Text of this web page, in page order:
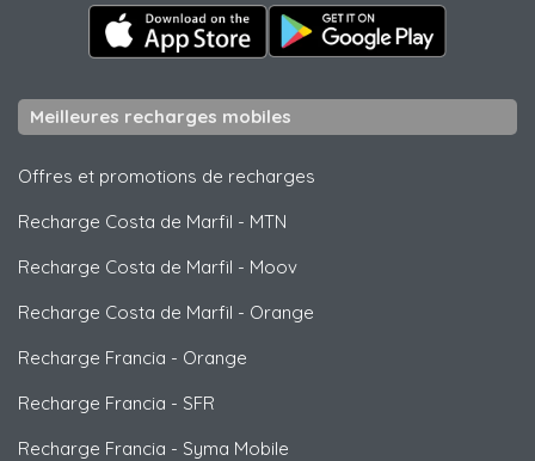
Meilleures recharges mobiles
Offres et promotions de recharges
Recharge Costa de Marfil - MTN
Recharge Costa de Marfil - Moov
Recharge Costa de Marfil - Orange
Recharge Francia - Orange
Recharge Francia - SFR
Recharge Francia - Syma Mobile